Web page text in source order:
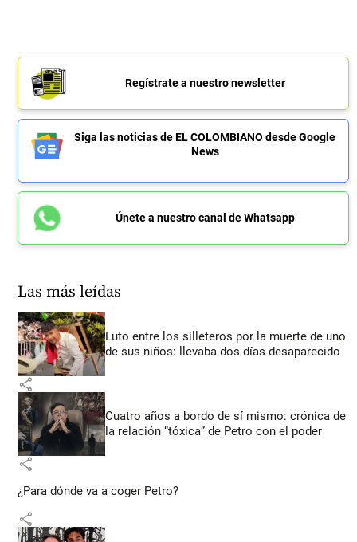
Regístrate a nuestro newsletter
Siga las noticias de EL COLOMBIANO desde Google
News
Únete a nuestro canal de Whatsapp
Las más leídas
Luto entre los silleteros por la muerte de uno
de sus niños: llevaba dos días desaparecido
share
Cuatro años a bordo de sí mismo: crónica de
la relación “tóxica” de Petro con el poder
share
¿Para dónde va a coger Petro?
share